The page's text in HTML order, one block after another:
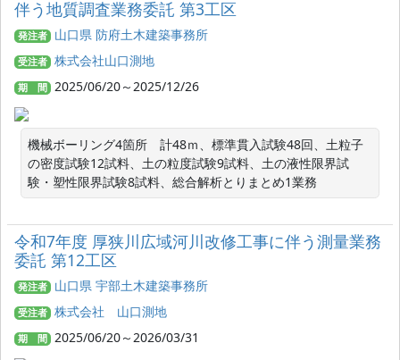
伴う地質調査業務委託 第3工区
発注者 山口県 防府土木建築事務所
受注者 株式会社山口測地
期 間 2025/06/20～2025/12/26
機械ボーリング4箇所　計48ｍ、標準貫入試験48回、土粒子
の密度試験12試料、土の粒度試験9試料、土の液性限界試
験・塑性限界試験8試料、総合解析とりまとめ1業務
令和7年度 厚狭川広域河川改修工事に伴う測量業務
委託 第12工区
発注者 山口県 宇部土木建築事務所
受注者 株式会社 山口測地
期 間 2025/06/20～2026/03/31